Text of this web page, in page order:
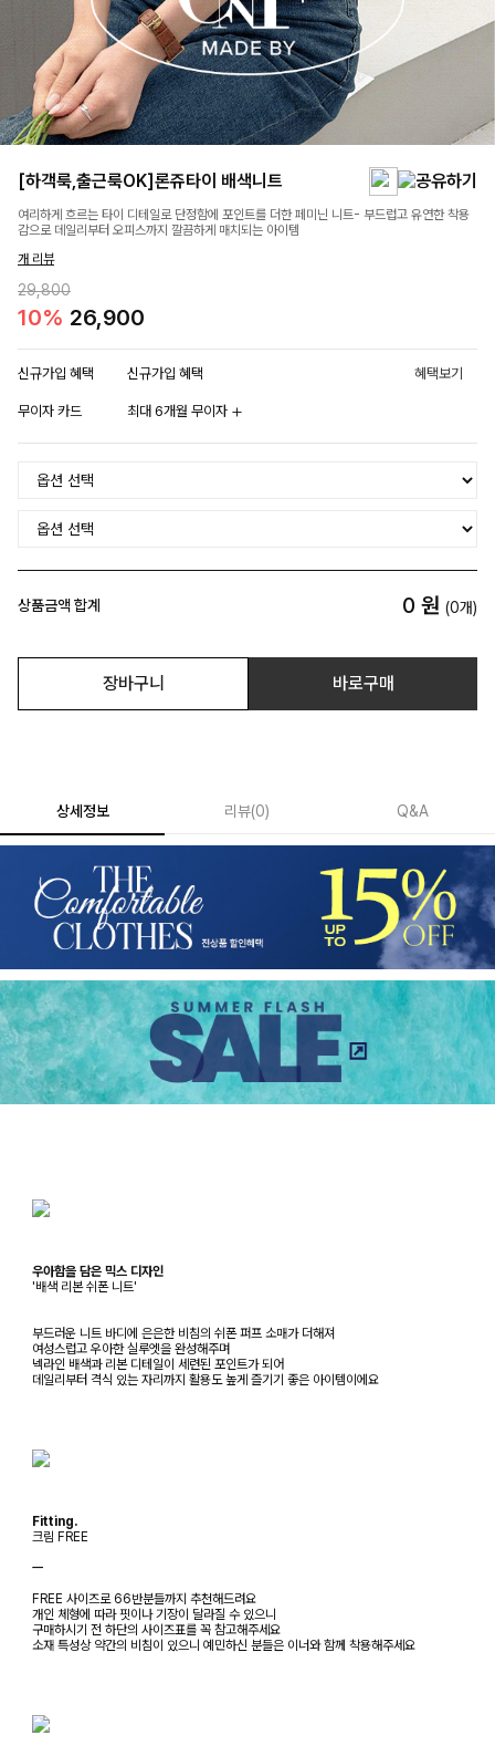
[하객룩,출근룩OK]론쥬타이 배색니트
여리하게 흐르는 타이 디테일로 단정함에 포인트를 더한 페미닌 니트- 부드럽고 유연한 착용
감으로 데일리부터 오피스까지 깔끔하게 매치되는 아이템
개 리뷰
29,800
10% 26,900
신규가입 혜택 신규가입 혜택 혜택보기
무이자 카드 최대 6개월 무이자
상품금액 합계 0 원 (0개)
장바구니 바로구매
상세정보 리뷰(0) Q&A
우아함을 담은 믹스 디자인
'배색 리본 쉬폰 니트'
부드러운 니트 바디에 은은한 비침의 쉬폰 퍼프 소매가 더해져
여성스럽고 우아한 실루엣을 완성해주며
넥라인 배색과 리본 디테일이 세련된 포인트가 되어
데일리부터 격식 있는 자리까지 활용도 높게 즐기기 좋은 아이템이에요
Fitting.
크림 FREE
ㅡ
FREE 사이즈로 66반분들까지 추천해드려요
개인 체형에 따라 핏이나 기장이 달라질 수 있으니
구매하시기 전 하단의 사이즈표를 꼭 참고해주세요
소재 특성상 약간의 비침이 있으니 예민하신 분들은 이너와 함께 착용해주세요